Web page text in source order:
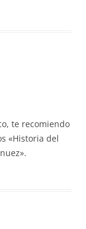
te recomiendo
«Historia del